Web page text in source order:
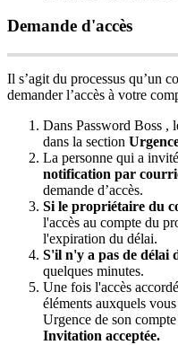
Demande d'accès
Il s’agit du processus qu’un
demander l’accès à votre
Dans Password Boss ,
dans la section
La personne qui a invité
notification par
demande d’accès.
Si le propriétaire du
l'accès au compte du
l'expiration du délai.
S'il n'y a pas de délai
quelques minutes.
Une fois l'accès accordé
éléments auxquels vous
Urgence de son compte
Invitation acceptée.